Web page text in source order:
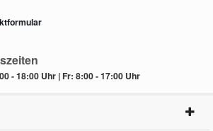
- 18:00 Uhr | Fr: 8:00 - 17:00 Uhr